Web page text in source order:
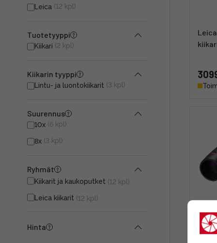
Leica (12 kpl)
Tuotetyyppi
Kiikari (2 kpl)
Kiikarin tyyppi
Lintu- ja luontokiikarit (3 kpl)
Suurennus
10x (6 kpl)
8x (3 kpl)
Ryhmät
Kiikarit ja kaukoputket (12 kpl)
Leica kiikarit (12 kpl)
Hinta